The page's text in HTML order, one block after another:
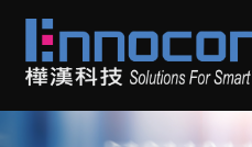
跳
轉
到
主
要
跳
轉
到
頁
尾
樺
Ennoconn